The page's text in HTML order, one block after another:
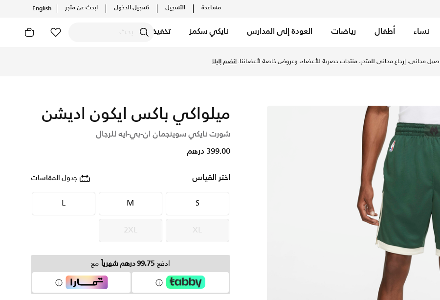
مساعدة التسجيل تسجيل الدخول ابحث عن متجر English
نساء أطفال رياضات العودة إلى المدارس نايكي سكمز تخفيضات
مجاني، إرجاع مجاني للمتجر، منتجات حصرية للأعضاء، وعروض خاصة لأعضائنا.انضم إلينا
ميلواكي باكس ايكون اديشن
شورت نايكي سوينجمان ان-بي-ايه للرجال
399.00 درهم
اختر القياس جدول المقاسات
S
S
M
M
L
L
XL
XL
2XL
2XL
ادفع 99.75 درهم شهرياً مع